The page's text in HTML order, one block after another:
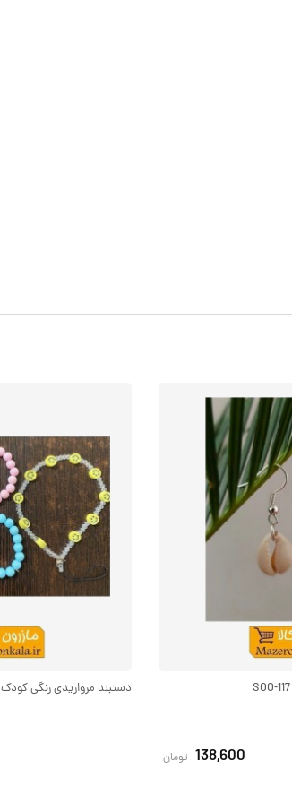
138,600 تومان
دستبند مرواریدی رنگی کودک SOO-116